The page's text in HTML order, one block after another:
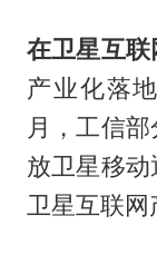
在卫星互
产业化落
月，工信
放卫星移
卫星互联网